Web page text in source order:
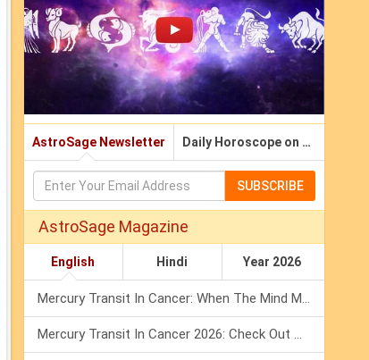
AstroSage Newsletter Daily Horoscope on Email
SUBSCRIBE
AstroSage Magazine
English Hindi Year 2026
Mercury Transit In Cancer: When The Mind Meets The Heart!
Mercury Transit In Cancer 2026: Check Out What It Brings For You